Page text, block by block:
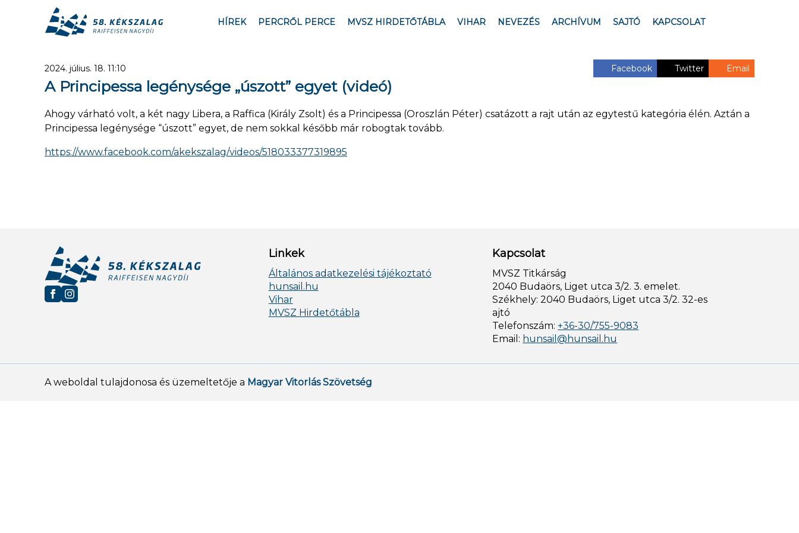
HÍREK PERCRŐL PERCE MVSZ HIRDETŐTÁBLA VIHAR NEVEZÉS ARCHÍVUM SAJTÓ KAPCSOLAT
2024. július. 18. 11:10 Facebook Twitter Email
A Principessa legénysége „úszott” egyet (videó)
Ahogy várható volt, a két nagy Libera, a Raffica (Király Zsolt) és a Principessa (Oroszlán Péter) csatázott a rajt után az egytestű kategória élén. Aztán a
Principessa legénysége “úszott” egyet, de nem sokkal később már robogtak tovább.
https://www.facebook.com/akekszalag/videos/518033377319895
Linkek
Általános adatkezelési tájékoztató
hunsail.hu
Vihar
MVSZ Hirdetőtábla
Kapcsolat
MVSZ Titkárság
2040 Budaörs, Liget utca 3/2. 3. emelet.
Székhely: 2040 Budaörs, Liget utca 3/2. 32-es
ajtó
Telefonszám:+36-30/755-9083
Email: hunsail@hunsail.hu
A weboldal tulajdonosa és üzemeltetője a Magyar Vitorlás Szövetség